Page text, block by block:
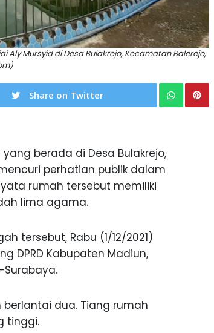
Mursyid di Desa Bulakrejo, Kecamatan Balerejo,
Share on Twitter
berada di Desa Bulakrejo,
perhatian publik dalam
rumah tersebut memiliki
lima agama.
tersebut, Rabu (1/12/2021)
DPRD Kabupaten Madiun,
dua. Tiang rumah
tinggi.